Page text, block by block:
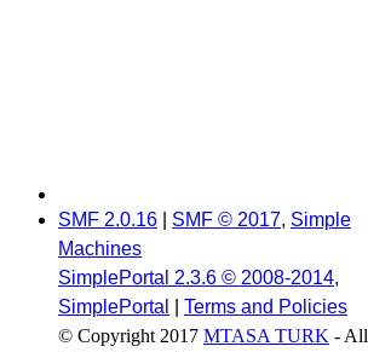
SMF 2.0.16 SMF © 2017, Simple
Machines
SimplePortal 2.3.6 © 2008-2014,
SimplePortal
Terms and Policies
© Copyright 2017 MTASA TURK - All